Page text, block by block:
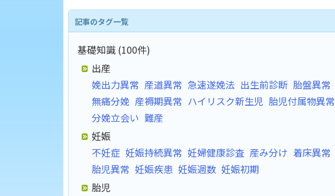
記事のタグ一覧
基礎知識 (100件)
出産
娩出力異常 産道異常 急速遂娩法 出生前診断 胎盤異常
無痛分娩 産褥期異常 ハイリスク新生児 胎児付属物異常
分娩立会い 難産
妊娠
不妊症 妊娠持続異常 妊婦健康診査 産み分け 着床異常
胎児異常 妊娠疾患 妊娠週数 妊娠初期
胎児